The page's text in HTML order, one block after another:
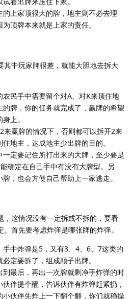
的上家顶很大的牌，地主则不必去理
顶牌本来就是上家的责任。
其中玩家牌很差，就能大胆地去拆大
农民手中需要留个对A、对K来顶住地
牌，你的任务就完成了，赢牌的希望
上。
来赢牌的情况下，否则都可以拆开2来
地主，达成地主少出牌的目的。
一定要记住所打出来的大牌，至少要是
确定在自己手中有没有大牌型。另
，也会方便自己帮助上一家逃走。
，这情况没有一定拆或不拆的，要看
首先要考虑炸弹是哪张牌的炸弹。
手中炸弹是5，又有3、4、6、7这类的
定要拆了，组成顺子出牌。
到最后，再出一次牌就剩净手炸弹的时
伴提个醒，告诉伙伴有炸弹赶紧扔，
伙伴先炸上一下翻个翻，你们就稳操